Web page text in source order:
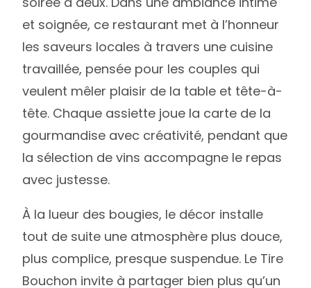
et soignée, ce restaurant met à l’honneur
les saveurs locales à travers une cuisine
travaillée, pensée pour les couples qui
veulent mêler plaisir de la table et tête-à-
tête. Chaque assiette joue la carte de la
gourmandise avec créativité, pendant que
la sélection de vins accompagne le repas
avec justesse.
À la lueur des bougies, le décor installe
tout de suite une atmosphère plus douce,
plus complice, presque suspendue. Le Tire
Bouchon invite à partager bien plus qu’un